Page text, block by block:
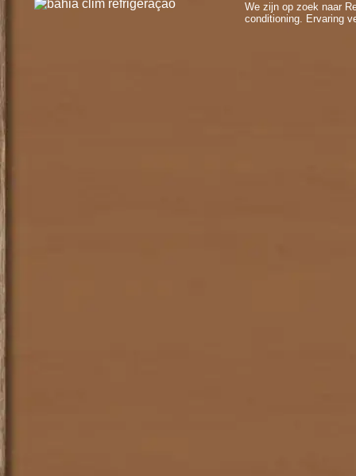
We zijn op zoek naar
conditioning. Ervaring